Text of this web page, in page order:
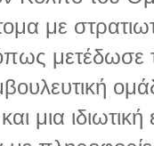
με
μετέδωσε
μια ιδιωτική